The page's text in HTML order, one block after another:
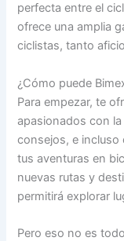
perfecta entre el
ofrece una amplia
ciclistas, tanto
¿Cómo puede
Para empezar, te
apasionados con
consejos, e incluso
tus aventuras en
nuevas rutas y
permitirá explorar
Pero eso no es